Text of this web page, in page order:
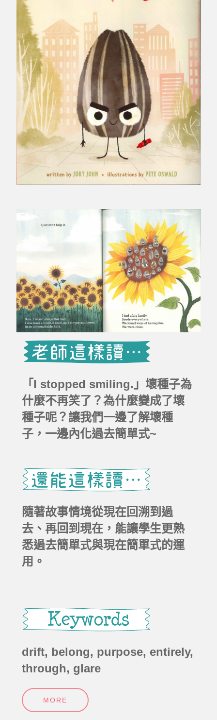
「I stopped smiling.」壞種子為
什麼不再笑了？為什麼變成了壞
種子呢？讓我們一邊了解壞種
子，一邊內化過去簡單式~
隨著故事情境從現在回溯到過
去、再回到現在，能讓學生更熟
悉過去簡單式與現在簡單式的運
用。
drift, belong, purpose, entirely,
through, glare
MORE